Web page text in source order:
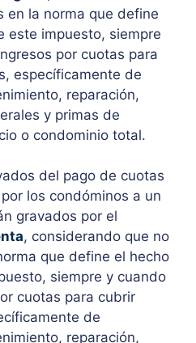
en la norma que define
este impuesto, siempre
por cuotas para
específicamente de
reparación,
y primas de
o condominio total.
del pago de cuotas
los condóminos a un
gravados por el
, considerando que no
que define el hecho
siempre y cuando
cuotas para cubrir
de
reparación,